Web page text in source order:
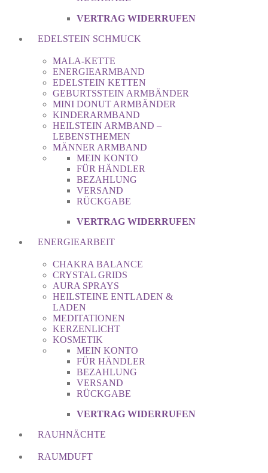
VERTRAG WIDERRUFEN
EDELSTEIN SCHMUCK
MALA-KETTE
ENERGIEARMBAND
EDELSTEIN KETTEN
GEBURTSSTEIN ARMBÄNDER
MINI DONUT ARMBÄNDER
KINDERARMBAND
HEILSTEIN ARMBAND –
LEBENSTHEMEN
MÄNNER ARMBAND
MEIN KONTO
FÜR HÄNDLER
BEZAHLUNG
VERSAND
RÜCKGABE
VERTRAG WIDERRUFEN
ENERGIEARBEIT
CHAKRA BALANCE
CRYSTAL GRIDS
AURA SPRAYS
HEILSTEINE ENTLADEN &
LADEN
MEDITATIONEN
KERZENLICHT
KOSMETIK
MEIN KONTO
FÜR HÄNDLER
BEZAHLUNG
VERSAND
RÜCKGABE
VERTRAG WIDERRUFEN
RAUHNÄCHTE
RAUMDUFT